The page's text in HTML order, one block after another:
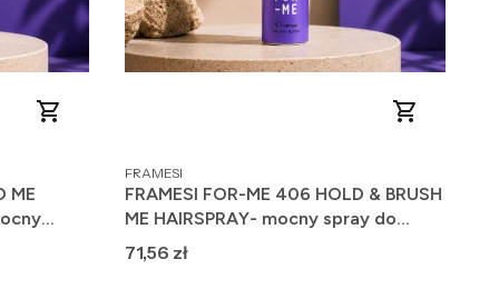
ME
PRODUCENT
FRAMESI
FRAMESI FOR-ME 406 HOLD & BRUSH
ME HAIRSPRAY- mocny spray do
wielokrotnego modelowania 500ml
Cena
71,56 zł